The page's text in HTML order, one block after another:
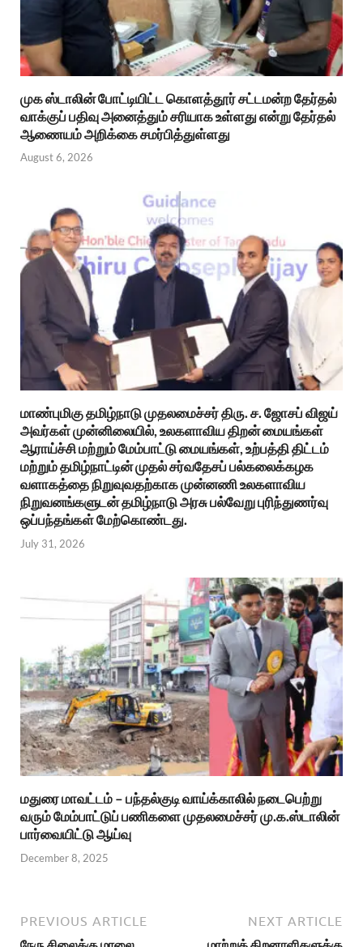
முக ஸ்டாலின் போட்டியிட்ட கொளத்தூர் சட்டமன்ற தேர்தல்
வாக்குப் பதிவு அனைத்தும் சரியாக உள்ளது என்று தேர்தல்
ஆணையம் அறிக்கை சமர்பித்துள்ளது
August 6, 2026
மாண்புமிகு தமிழ்நாடு முதலமைச்சர் திரு. ச. ஜோசப் விஜய்
அவர்கள் முன்னிலையில், உலகளாவிய திறன் மையங்கள்
ஆராய்ச்சி மற்றும் மேம்பாட்டு மையங்கள், உற்பத்தி திட்டம்
மற்றும் தமிழ்நாட்டின் முதல் சர்வதேசப் பல்கலைக்கழக
வளாகத்தை நிறுவுவதற்காக முன்னணி உலகளாவிய
நிறுவனங்களுடன் தமிழ்நாடு அரசு பல்வேறு புரிந்துணர்வு
ஒப்பந்தங்கள் மேற்கொண்டது.
July 31, 2026
மதுரை மாவட்டம் – பந்தல்குடி வாய்க்காலில் நடைபெற்று
வரும் மேம்பாட்டுப் பணிகளை முதலமைச்சர் மு.க.ஸ்டாலின்
பார்வையிட்டு ஆய்வு
December 8, 2025
PREVIOUS ARTICLE NEXT ARTICLE